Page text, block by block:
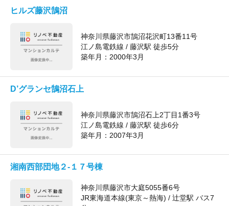
ヒルズ藤沢鵠沼
神奈川県藤沢市鵠沼花沢町13番11号
江ノ島電鉄線 / 藤沢駅 徒歩5分
築年月： 2000年3月
D’グランセ鵠沼石上
神奈川県藤沢市鵠沼石上2丁目1番3号
江ノ島電鉄線 / 藤沢駅 徒歩6分
築年月： 2007年3月
湘南西部団地２-１７号棟
神奈川県藤沢市大庭5055番6号
JR東海道本線(東京～熱海) / 辻堂駅 バス7